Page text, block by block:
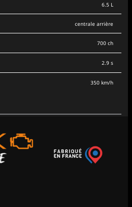
6.5 L
centrale arrière
700 ch
2.9 s
350 km/h